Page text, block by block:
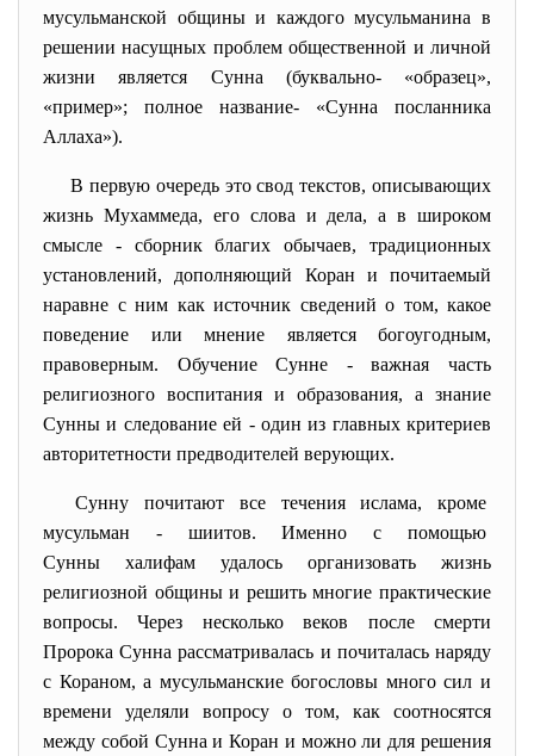
мусульманской общины и каждого мусульманина в
решении насущных проблем общественной и личной
жизни является Сунна (буквально- «образец»,
«пример»; полное название- «Сунна посланника
Аллаха»).
В первую очередь это свод текстов, описывающих
жизнь Мухаммеда, его слова и дела, а в широком
смысле - сборник благих обычаев, традиционных
установлений, дополняющий Коран и почитаемый
наравне с ним как источник сведений о том, какое
поведение или мнение является богоугодным,
правоверным. Обучение Сунне - важная часть
религиозного воспитания и образования, а знание
Сунны и следование ей - один из главных критериев
авторитетности предводителей верующих.
Сунну почитают все течения ислама, кроме
мусульман - шиитов. Именно с помощью
Сунны халифам удалось организовать жизнь
религиозной общины и решить многие практические
вопросы. Через несколько веков после смерти
Пророка Сунна рассматривалась и почиталась наряду
с Кораном, а мусульманские богословы много сил и
времени уделяли вопросу о том, как соотносятся
между собой Сунна и Коран и можно ли для решения